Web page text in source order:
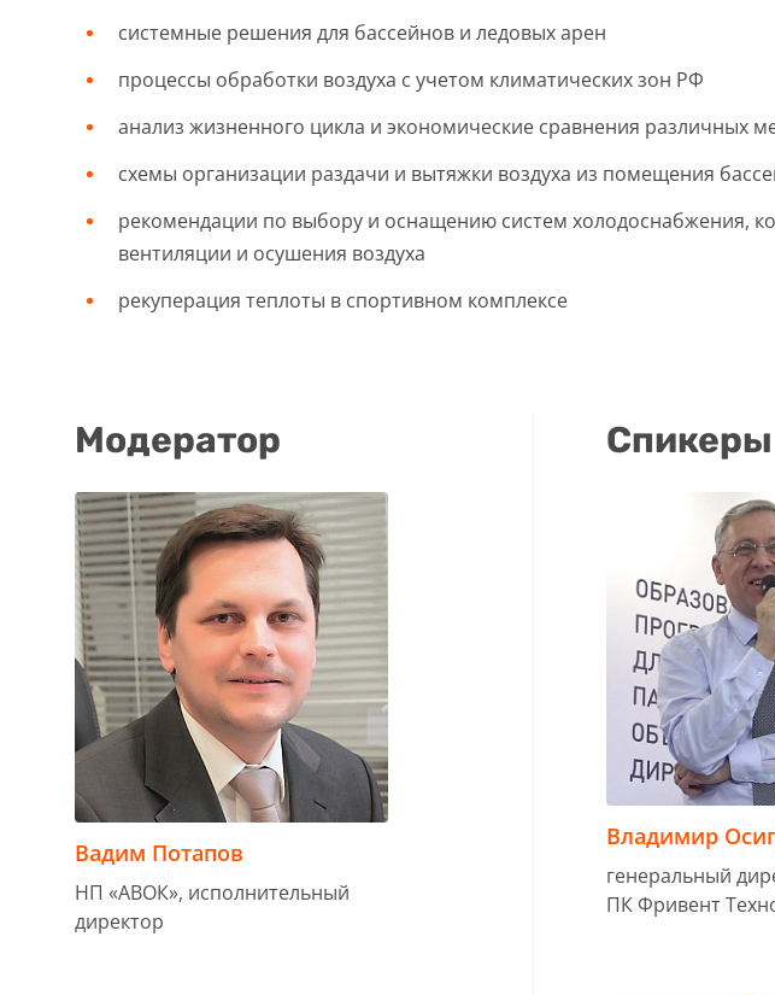
системные решения для бассейнов и ледовых арен
процессы обработки воздуха с учетом климатических зон РФ
анализ жизненного цикла и экономические сравнения различных
схемы организации раздачи и вытяжки воздуха из помещения
рекомендации по выбору и оснащению систем холодоснабжения,
вентиляции и осушения воздуха
рекуперация теплоты в спортивном комплексе
Модератор
Вадим Потапов
НП «АВОК», исполнительный
директор
Спикеры
Владимир
генеральный
ПК Фривент